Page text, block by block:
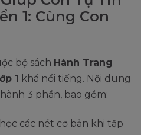
1: Cùng Con
bộ sách Hành Trang
1 khá nổi tiếng. Nội dung
3 phần, bao gồm:
các nét cơ bản khi tập